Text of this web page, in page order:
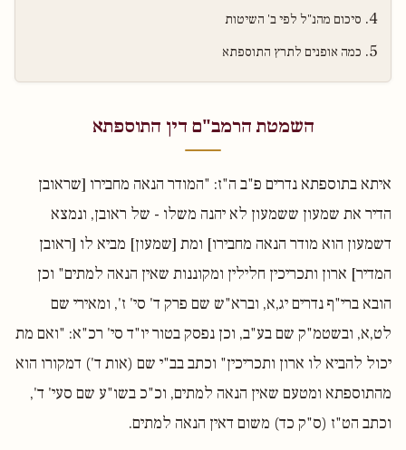
סיכום מהנ"ל לפי ב' השיטות
כמה אופנים לתרץ התוספתא
השמטת הרמב"ם דין התוספתא
איתא בתוספתא נדרים פ"ב ה"ז: "המודר הנאה מחבירו [שראובן
הדיר את שמעון ששמעון לא יהנה משלו - של ראובן, ונמצא
דשמעון הוא מודר הנאה מחבירו] ומת [שמעון] מביא לו [ראובן
המדיר] ארון ותכריכין חלילין ומקוננות שאין הנאה למתים" וכן
הובא ברי"ף נדרים יג,א, וברא"ש שם פרק ד' סי' ז', ומאירי שם
לט,א, ובשטמ"ק שם בע"ב, וכן נפסק בטור יו"ד סי' רכ"א: "ואם מת
יכול להביא לו ארון ותכריכין" וכתב בב"י שם (אות ד') דמקורו הוא
מהתוספתא ומטעם שאין הנאה למתים, וכ"כ בשו"ע שם סעי' ד',
וכתב הט"ז (ס"ק כד) משום דאין הנאה למתים.